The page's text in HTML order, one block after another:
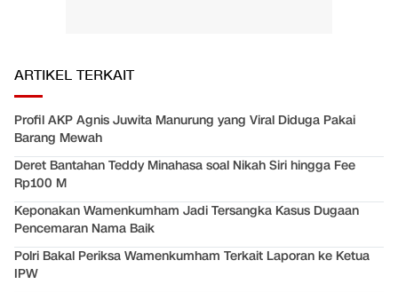
ARTIKEL TERKAIT
Profil AKP Agnis Juwita Manurung yang Viral Diduga Pakai
Barang Mewah
Deret Bantahan Teddy Minahasa soal Nikah Siri hingga Fee
Rp100 M
Keponakan Wamenkumham Jadi Tersangka Kasus Dugaan
Pencemaran Nama Baik
Polri Bakal Periksa Wamenkumham Terkait Laporan ke Ketua
IPW